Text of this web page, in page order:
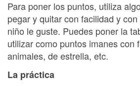
Para poner los puntos, utiliza
pegar y quitar con facilidad y
niño le guste. Puedes poner la
utilizar como puntos imanes con
animales, de estrella, etc.
La práctica